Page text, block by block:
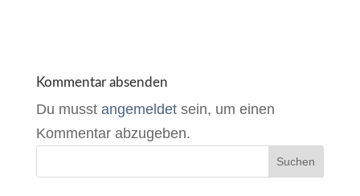
Kommentar absenden
Du musst angemeldetsein, um einen
Kommentar abzugeben.